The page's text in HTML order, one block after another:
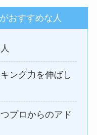
おすすめな人
ング力を伸ばし
プロからのアド